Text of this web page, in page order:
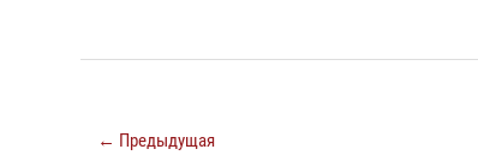
← Предыдущая